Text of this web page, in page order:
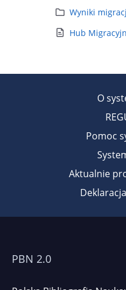
Wyniki
Hub
O
Pomoc
Aktualnie
PBN 2.0